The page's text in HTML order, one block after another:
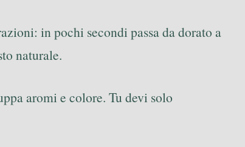
in pochi secondi passa da dorato a
naturale.
aromi e colore. Tu devi solo